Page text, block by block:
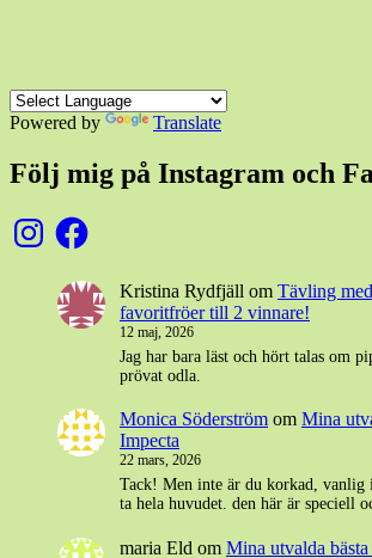
Powered by Translate
Följ mig på Instagram och
InstagramFacebook
Kristina Rydfjäll om Tävling
favoritfröer till 2 vinnare!
12 maj, 2026
Jag har bara läst och hört talas om
prövat odla.
Monica Söderström om Mina
Impecta
22 mars, 2026
Tack! Men inte är du korkad, vanlig
ta hela huvudet. den här är speciell
maria Eld om Mina utvalda